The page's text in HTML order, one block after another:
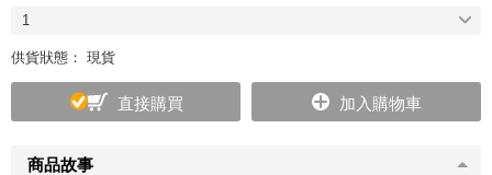
商品故事
1
供貨狀態： 現貨
直接購買 加入購物車